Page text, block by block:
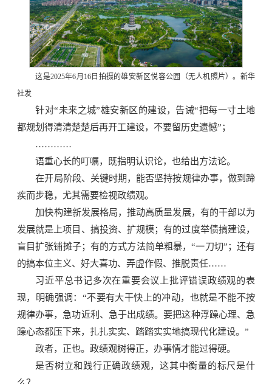
这是2025年6月16日拍摄的雄安新区悦容公园（无人机照片）。新华
社发
针对“未来之城”雄安新区的建设，告诫“把每一寸土地
都规划得清清楚楚后再开工建设，不要留历史遗憾”；
…………
语重心长的叮嘱，既指明认识论，也给出方法论。
在开局阶段、关键时期，能否坚持按规律办事，做到蹄
疾而步稳，尤其需要检视政绩观。
加快构建新发展格局，推动高质量发展，有的干部以为
发展就是上项目、搞投资、扩规模；有的过度举债搞建设，
盲目扩张铺摊子；有的方式方法简单粗暴，“一刀切”；还有
的搞本位主义、好大喜功、弄虚作假、推脱责任……
习近平总书记多次在重要会议上批评错误政绩观的表
现，明确强调：“不要有大干快上的冲动，也就是不能不按
规律办事，急功近利、急于出成绩。要把这种浮躁心理、急
躁心态都压下来，扎扎实实、踏踏实实地搞现代化建设。”
政者，正也。政绩观树得正，办事情才能过得硬。
是否树立和践行正确政绩观，这其中衡量的标尺是什